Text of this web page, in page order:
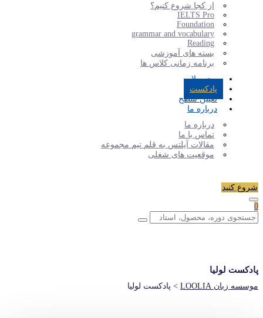
از کجا شروع کنیم؟
IELTS Pro
Foundation
grammar and vocabulary
Reading
بسته های آموزشی
برنامه زمانی کلاس ها
محصولات
پادکست
تعیین سطح
درباره ما
درباره ما
تماس با ما
مقالات آیلتس به قلم تیم مجموعه
موقعیت های شغلی
شروع کنید
0
پادکست لولیا
موسسه زبان LOOLIA > پادکست لولیا